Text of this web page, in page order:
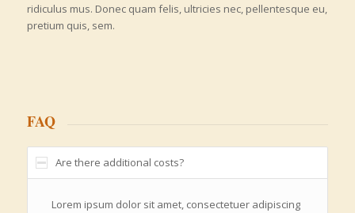
ridiculus mus. Donec quam felis, ultricies nec, pellentesque eu,
pretium quis, sem.
FAQ
Are there additional costs?
Lorem ipsum dolor sit amet, consectetuer adipiscing